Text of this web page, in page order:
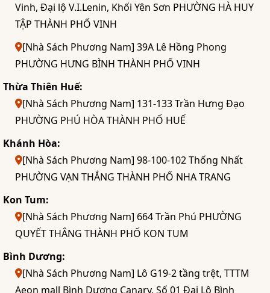
Vinh, Đại lộ V.I.Lenin, Khối Yên Sơn PHƯỜNG HÀ HUY
TẬP THÀNH PHỐ VINH
[Nhà Sách Phương Nam] 39A Lê Hồng Phong
PHƯỜNG HƯNG BÌNH THÀNH PHỐ VINH
Thừa Thiên Huế:
[Nhà Sách Phương Nam] 131-133 Trần Hưng Đạo
PHƯỜNG PHÚ HÒA THÀNH PHỐ HUẾ
Khánh Hòa:
[Nhà Sách Phương Nam] 98-100-102 Thống Nhất
PHƯỜNG VẠN THẮNG THÀNH PHỐ NHA TRANG
Kon Tum:
[Nhà Sách Phương Nam] 664 Trần Phú PHƯỜNG
QUYẾT THẮNG THÀNH PHỐ KON TUM
Bình Dương:
[Nhà Sách Phương Nam] Lô G19-2 tầng trệt, TTTM
Aeon mall Bình Dương Canary, Số 01 Đại Lộ Bình